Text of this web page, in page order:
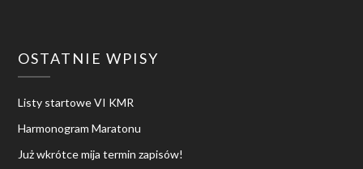
OSTATNIE WPISY
Listy startowe VI KMR
Harmonogram Maratonu
Już wkrótce mija termin zapisów!